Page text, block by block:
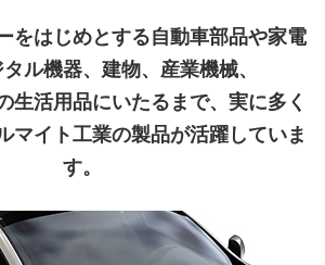
をはじめとする自動車部品や家電
ル機器、建物、産業機械、
生活用品にいたるまで、実に多く
マイト工業の製品が活躍していま
す。